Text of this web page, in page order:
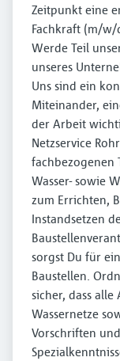
Zeitpunkt eine
Fachkraft (m/w/
Werde Teil
unseres
Uns sind ein
Miteinander,
der Arbeit
Netzservice
fachbezogenen
Wasser- sowie
zum Errichten,
Instandsetzen
sorgst Du für
Baustellen.
sicher, dass alle
Wassernetze
Vorschriften